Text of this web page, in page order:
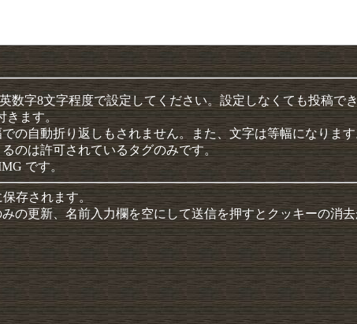
字8文字程度で設定してください。設定しなくても投稿で
きます。
の自動折り返しもされません。また、文字は等幅になります
のは許可されているタグのみです。
です。
存されます。
の更新、名前入力欄を空にして送信を押すとクッキーの消去